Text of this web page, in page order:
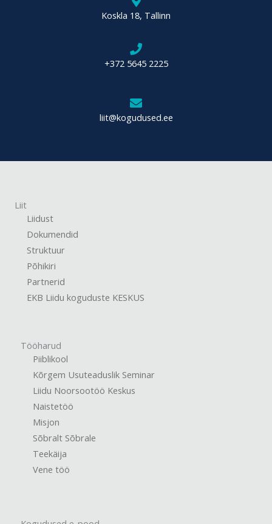
Koskla 18, Tallinn
+372 5645 2225
liit@kogudused.ee
Liit
Liidust
Dokumendid
Struktuur
Põhikiri
Partnerid
EKB Liidu koguduste KESKUS
Tööharud
Piiblikool
Kõrgem Usuteaduslik Seminar
Liidu Noorsootöö Keskus
Naistetöö
Misjon
Sõbralt Sõbrale
Teekäija
Vene töö